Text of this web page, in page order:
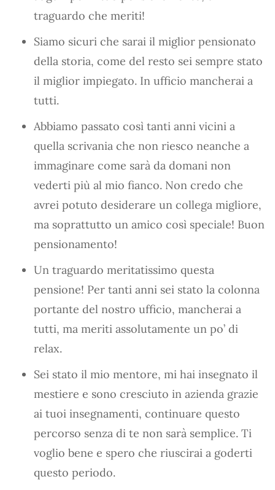
traguardo che meriti!
Siamo sicuri che sarai il miglior pensionato
della storia, come del resto sei sempre stato
il miglior impiegato. In ufficio mancherai a
tutti.
Abbiamo passato così tanti anni vicini a
quella scrivania che non riesco neanche a
immaginare come sarà da domani non
vederti più al mio fianco. Non credo che
avrei potuto desiderare un collega migliore,
ma soprattutto un amico così speciale! Buon
pensionamento!
Un traguardo meritatissimo questa
pensione! Per tanti anni sei stato la colonna
portante del nostro ufficio, mancherai a
tutti, ma meriti assolutamente un po’ di
relax.
Sei stato il mio mentore, mi hai insegnato il
mestiere e sono cresciuto in azienda grazie
ai tuoi insegnamenti, continuare questo
percorso senza di te non sarà semplice. Ti
voglio bene e spero che riuscirai a goderti
questo periodo.